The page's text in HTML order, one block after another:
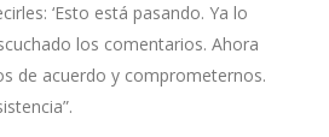
‘Esto está pasando. Ya lo
los comentarios. Ahora
de acuerdo y comprometernos.